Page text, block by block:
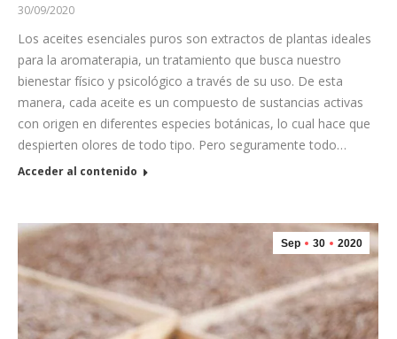
30/09/2020
Los aceites esenciales puros son extractos de plantas ideales
para la aromaterapia, un tratamiento que busca nuestro
bienestar físico y psicológico a través de su uso. De esta
manera, cada aceite es un compuesto de sustancias activas
con origen en diferentes especies botánicas, lo cual hace que
despierten olores de todo tipo. Pero seguramente todo…
Acceder al contenido
Sep 30 2020